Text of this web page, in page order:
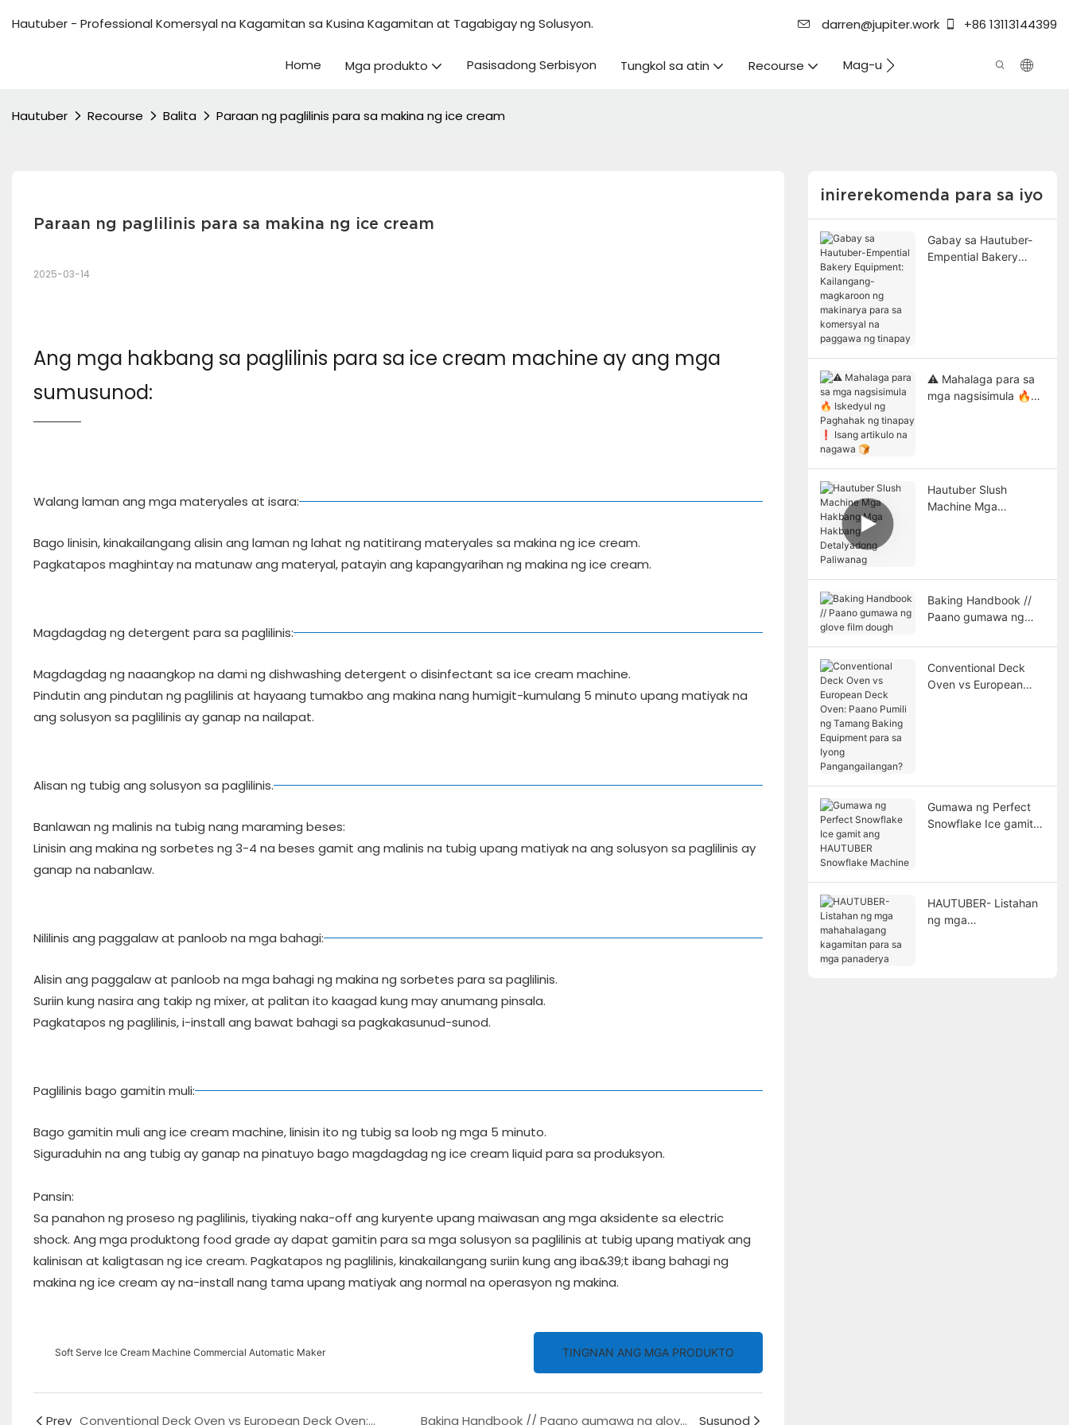
Hautuber - Professional Komersyal na Kagamitan sa Kusina Kagamitan at Tagabigay ng Solusyon. darren@jupiter.work +86 13113144399
Home Mga produkto Pasisadong Serbisyon Tungkol sa atin Recourse Mag-ugod
Hautuber Recourse Balita Paraan ng paglilinis para sa makina ng ice cream
Paraan ng paglilinis para sa makina ng ice cream
2025-03-14
Ang mga hakbang sa paglilinis para sa ice cream machine ay ang mga
sumusunod:
Walang laman ang mga materyales at isara:
Bago linisin, kinakailangang alisin ang laman ng lahat ng natitirang materyales sa makina ng ice cream.
Pagkatapos maghintay na matunaw ang materyal, patayin ang kapangyarihan ng makina ng ice cream.
Magdagdag ng detergent para sa paglilinis:
Magdagdag ng naaangkop na dami ng dishwashing detergent o disinfectant sa ice cream machine.
Pindutin ang pindutan ng paglilinis at hayaang tumakbo ang makina nang humigit-kumulang 5 minuto upang matiyak na
ang solusyon sa paglilinis ay ganap na nailapat.
Alisan ng tubig ang solusyon sa paglilinis.
Banlawan ng malinis na tubig nang maraming beses:
Linisin ang makina ng sorbetes ng 3-4 na beses gamit ang malinis na tubig upang matiyak na ang solusyon sa paglilinis ay
ganap na nabanlaw.
Nililinis ang paggalaw at panloob na mga bahagi:
Alisin ang paggalaw at panloob na mga bahagi ng makina ng sorbetes para sa paglilinis.
Suriin kung nasira ang takip ng mixer, at palitan ito kaagad kung may anumang pinsala.
Pagkatapos ng paglilinis, i-install ang bawat bahagi sa pagkakasunud-sunod.
Paglilinis bago gamitin muli:
Bago gamitin muli ang ice cream machine, linisin ito ng tubig sa loob ng mga 5 minuto.
Siguraduhin na ang tubig ay ganap na pinatuyo bago magdagdag ng ice cream liquid para sa produksyon.
Pansin:
Sa panahon ng proseso ng paglilinis, tiyaking naka-off ang kuryente upang maiwasan ang mga aksidente sa electric
shock. Ang mga produktong food grade ay dapat gamitin para sa mga solusyon sa paglilinis at tubig upang matiyak ang
kalinisan at kaligtasan ng ice cream. Pagkatapos ng paglilinis, kinakailangang suriin kung ang iba&39;t ibang bahagi ng
makina ng ice cream ay na-install nang tama upang matiyak ang normal na operasyon ng makina.
Soft Serve Ice Cream Machine Commercial Automatic Maker TINGNAN ANG MGA PRODUKTO
Prev Conventional Deck Oven vs European Deck Oven: Paano Pumili ng Tamang Baking Equipment para sa Iyong Pangangailangan? Baking Handbook // Paano gumawa ng glove film dough Susunod
inirerekomenda para sa iyo
Gabay sa Hautuber-
Empential Bakery
paggawa ng tinapay
⚠️ Mahalaga para sa
mga nagsisimula 🔥
Hautuber Slush
Machine Mga
Baking Handbook //
Paano gumawa ng
Conventional Deck
Oven vs European
Gumawa ng Perfect
Snowflake Ice gamit
HAUTUBER- Listahan
ng mga